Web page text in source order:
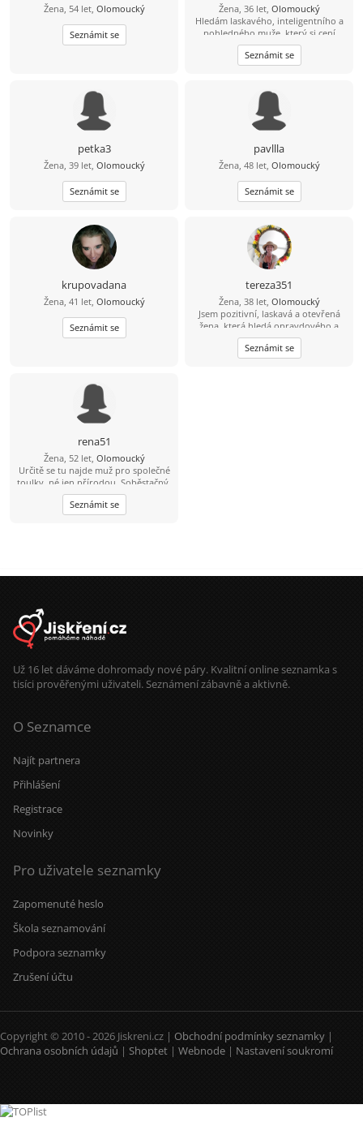
Žena, 54 let, Olomoucký
Seznámit se
Žena, 36 let, Olomoucký
Hledám laskavého, inteligentního a
pohledného muže, který si cení
upřímnosti a miluje pohodlí.
Seznámit se
petka3
Žena, 39 let, Olomoucký
Seznámit se
pavllla
Žena, 48 let, Olomoucký
Seznámit se
krupovadana
Žena, 41 let, Olomoucký
Seznámit se
tereza351
Žena, 38 let, Olomoucký
Jsem pozitivní, laskavá a otevřená
žena, která hledá opravdového a
upřímného partnera pro společná
dobrodružství. Miluji cestování,
trávení času venku, čtení dobrých
Seznámit se
rena51
Žena, 52 let, Olomoucký
Určitě se tu najde muž pro společné
toulky, né jen přírodou. Soběstačný,
se srovnanou minulostí, s pohledem
do budoucnosti. Vstříc životu, tomu
co nám ještě může nabídnout.
Seznámit se
Už 16 let dáváme dohromady nové páry. Kvalitní online seznamka s
tisíci prověřenými uživateli. Seznámení zábavně a aktivně.
O Seznamce
Najít partnera
Přihlášení
Registrace
Novinky
Pro uživatele seznamky
Zapomenuté heslo
Škola seznamování
Podpora seznamky
Zrušení účtu
Copyright © 2010 - 2026 Jiskreni.cz | Obchodní podmínky seznamky |
Ochrana osobních údajů | Shoptet | Webnode | Nastavení soukromí